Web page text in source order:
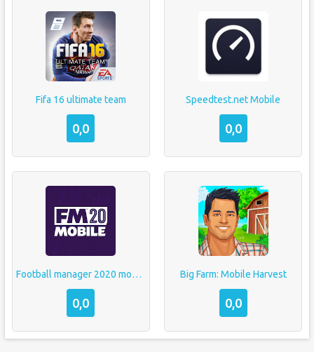
Fifa 16 ultimate team
0,0
Speedtest.net Mobile
0,0
Football manager 2020 mobile
0,0
Big Farm: Mobile Harvest
0,0